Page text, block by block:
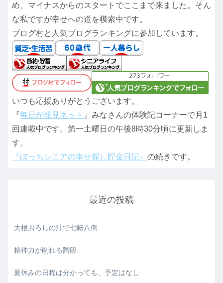
め、マイナスからのスタートでここまで来ました。そん
な私ですが幸せへの道を模索中です。
ブログ村と人気ブログランキングに参加しています。
いつも応援ありがとうございます。
『毎日が発見ネット 』みなさんの体験記コーナーで月1
回連載中です。第一土曜日の午後8時30分頃に更新しま
す。
『ぼっちシニアの幸せ探し貯金日記』 の続きです。
最近の投稿
大根おろしの汁で七転八倒
精神力が削れる階段
夏休みの日程は分かっても、予定はなし